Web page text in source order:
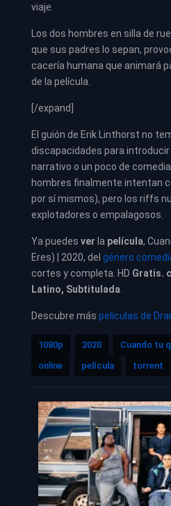
viaje.
Los dos hombres en silla de
que sus padres lo sepan,
cacería humana que animará
de la película.
[/expand]
El guión de Erik Linthorst no
discapacidades para
narrativo o un poco de
hombres finalmente intentan
por sí mismos), pero los riffs
explotadores o empalagosos.
Ya puedes ver la película,
Eres) | 2020, del género
cortes y completa. HD Gratis.
Latino, Subtitulada
Descubre más películas de
1080p 2020 Cuando tu
online
película torrent